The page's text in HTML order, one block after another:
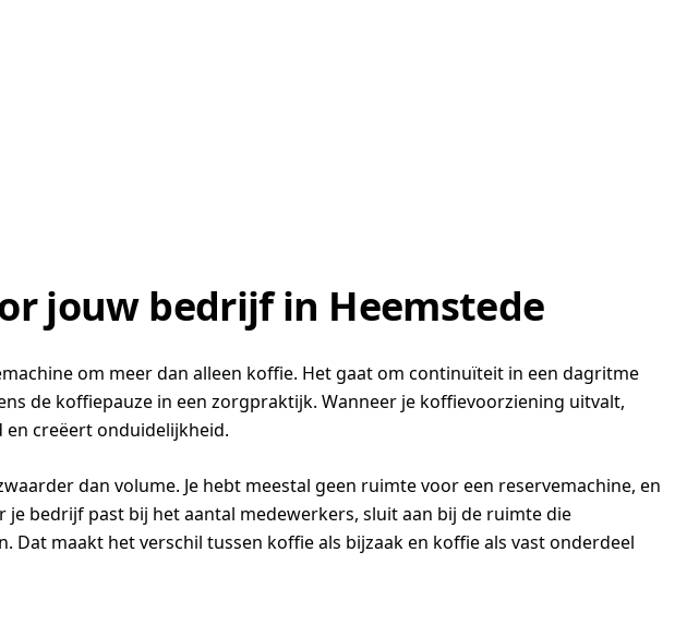
jouw bedrijf in Heemstede
om meer dan alleen koffie. Het gaat om continuïteit in een dagritme
de koffiepauze in een zorgpraktijk. Wanneer je koffievoorziening uitvalt,
creëert onduidelijkheid.
dan volume. Je hebt meestal geen ruimte voor een reservemachine, en
bedrijf past bij het aantal medewerkers, sluit aan bij de ruimte die
maakt het verschil tussen koffie als bijzaak en koffie als vast onderdeel